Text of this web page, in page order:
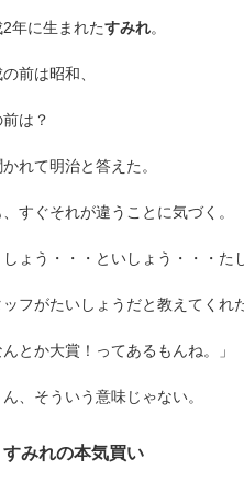
年に生まれたすみれ。
前は昭和、
は？
かれて明治と答えた。
、すぐそれが違うことに気づく。
しょう・・・といしょう・・・た
ッフがたいしょうだと教えてくれ
んとか大賞！ってあるもんね。」
ん、そういう意味じゃない。
すみれの本気買い